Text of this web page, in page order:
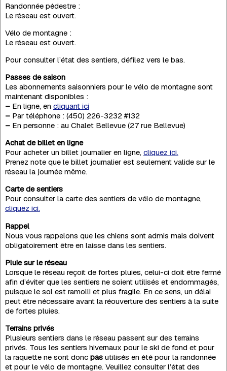
Randonnée pédestre :
Le réseau est ouvert.
Vélo de montagne :
Le réseau est ouvert.
Pour consulter l’état des sentiers, défilez vers le bas.
Passes de saison
Les abonnements saisonniers pour le vélo de montagne sont
maintenant disponibles :
–En ligne, en cliquant ici
–Par téléphone : (450) 226-3232 #132
–En personne : au Chalet Bellevue (27 rue Bellevue)
Achat de billet en ligne
Pour acheter un billet journalier en ligne, cliquez ici.
Prenez note que le billet journalier est seulement valide sur le
réseau la journée même.
Carte de sentiers
Pour consulter la carte des sentiers de vélo de montagne,
cliquez ici.
Rappel
Nous vous rappelons que les chiens sont admis mais doivent
obligatoirement être en laisse dans les sentiers.
Pluie sur le réseau
Lorsque le réseau reçoit de fortes pluies, celui-ci doit être fermé
afin d’éviter que les sentiers ne soient utilisés et endommagés,
puisque le sol est ramolli et plus fragile. En ce sens, un délai
peut être nécessaire avant la réouverture des sentiers à la suite
de fortes pluies.
Terrains privés
Plusieurs sentiers dans le réseau passent sur des terrains
privés. Tous les sentiers hivernaux pour le ski de fond et pour
la raquette ne sont donc pasutilisés en été pour la randonnée
et pour le vélo de montagne. Veuillez consulter l’état des